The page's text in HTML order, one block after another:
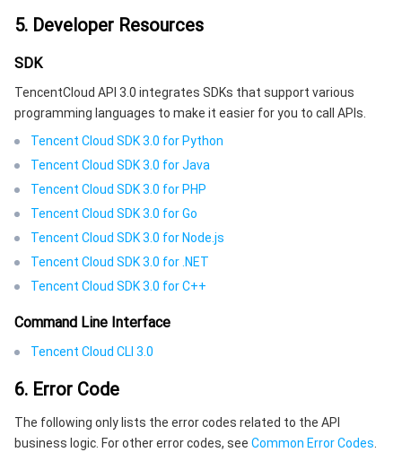
5. Developer Resources
SDK
TencentCloud API 3.0 integrates SDKs that support various
programming languages to make it easier for you to call APIs.
Tencent Cloud SDK 3.0 for Python
Tencent Cloud SDK 3.0 for Java
Tencent Cloud SDK 3.0 for PHP
Tencent Cloud SDK 3.0 for Go
Tencent Cloud SDK 3.0 for Node.js
Tencent Cloud SDK 3.0 for .NET
Tencent Cloud SDK 3.0 for C++
Command Line Interface
Tencent Cloud CLI 3.0
6. Error Code
The following only lists the error codes related to the API
business logic. For other error codes, see Common Error Codes